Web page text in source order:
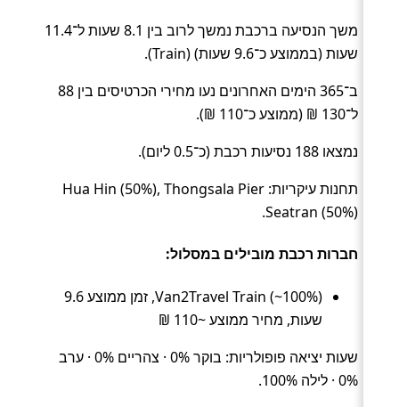
משך הנסיעה ברכבת נמשך לרוב בין 8.1 שעות ל־11.4
שעות (בממוצע כ־9.6 שעות) (Train).
ב־365 הימים האחרונים נעו מחירי הכרטיסים בין 88
ל־130 ₪ (ממוצע כ־110 ₪).
נמצאו 188 נסיעות רכבת (כ־0.5 ליום).
תחנות עיקריות: Hua Hin (50%), Thongsala Pier
Seatran (50%).
חברות רכבת מובילים במסלול:
Van2Travel Train (~100%), זמן ממוצע 9.6
שעות, מחיר ממוצע ~110 ₪
שעות יציאה פופולריות: בוקר 0% · צהריים 0% · ערב
0% · לילה 100%.